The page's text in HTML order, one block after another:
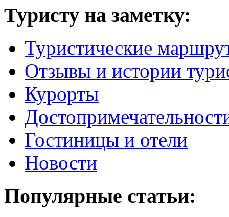
Туристу на заметку:
Туристические
Отзывы и истории
Курорты
Гостиницы и отели
Новости
Популярные статьи: